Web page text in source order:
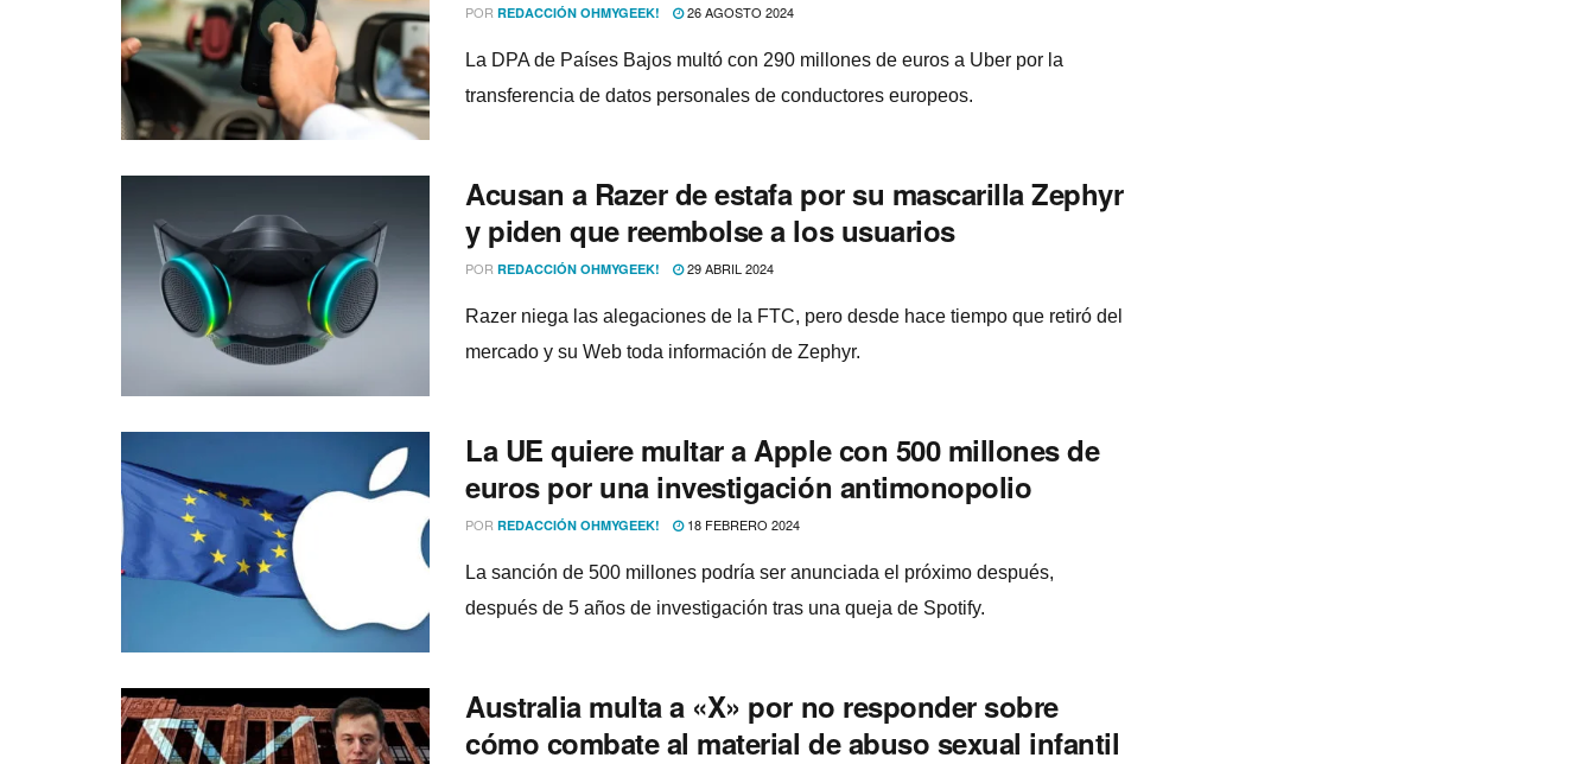
POR REDACCIÓN OHMYGEEK! 26 AGOSTO 2024
La DPA de Países Bajos multó con 290 millones de euros a Uber por la
transferencia de datos personales de conductores europeos.
Acusan a Razer de estafa por su mascarilla Zephyr
y piden que reembolse a los usuarios
POR REDACCIÓN OHMYGEEK! 29 ABRIL 2024
Razer niega las alegaciones de la FTC, pero desde hace tiempo que retiró del
mercado y su Web toda información de Zephyr.
La UE quiere multar a Apple con 500 millones de
euros por una investigación antimonopolio
POR REDACCIÓN OHMYGEEK! 18 FEBRERO 2024
La sanción de 500 millones podría ser anunciada el próximo después,
después de 5 años de investigación tras una queja de Spotify.
Australia multa a «X» por no responder sobre
cómo combate al material de abuso sexual infantil